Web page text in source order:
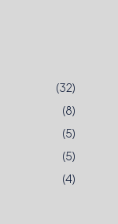
(32)
(8)
(5)
(5)
(4)